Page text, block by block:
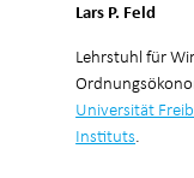
Lars P. Feld
Lehrstuhl für
Universität
Instituts.